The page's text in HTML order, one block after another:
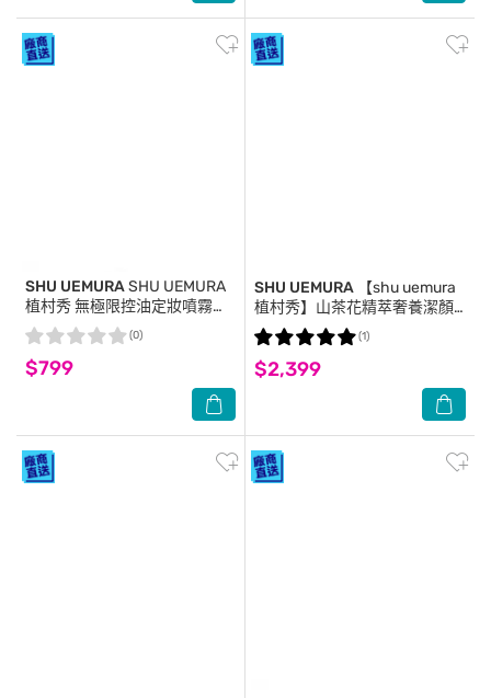
SHU UEMURASHU UEMURA
植村秀 無極限控油定妝噴霧
(100ml)_國際航空版
$799
(0)
SHU UEMURA 【shu uemura
植村秀】山茶花精萃奢養潔顏
油450ml 公司貨
$2,399
(1)